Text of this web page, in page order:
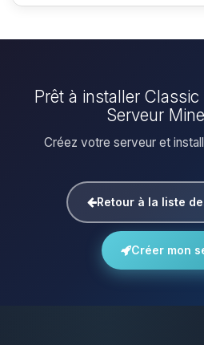
Prêt à installer
Serveur
Créez votre serveur et
Retour à la liste
Créer mon